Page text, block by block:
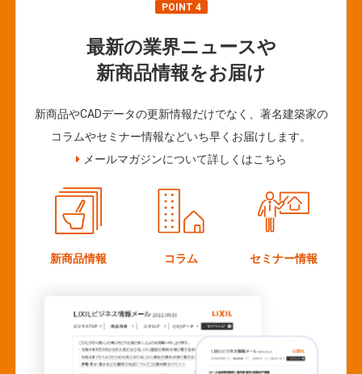
POINT 4
最新の業界ニュースや
新商品情報をお届け
新商品やCADデータの更新情報だけでなく、著名建築家の
コラムやセミナー情報などいち早くお届けします。
メールマガジンについて詳しくはこちら
新商品情報 コラム セミナー情報